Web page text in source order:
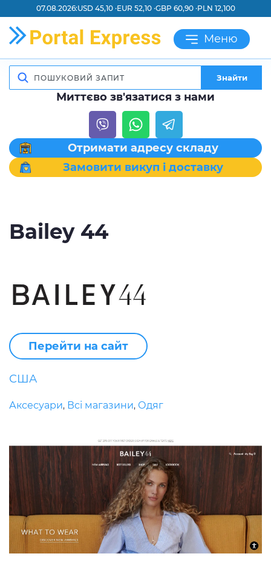
07.08.2026:USD 45,10 ·EUR 52,10 ·GBP 60,90 ·PLN 12,100
Меню
Знайти
Миттєво зв'язатися з нами
Отримати адресу складу
Замовити викуп і доставку
Bailey 44
Перейти на сайт
США
Аксесуари, Всі магазини, Одяг